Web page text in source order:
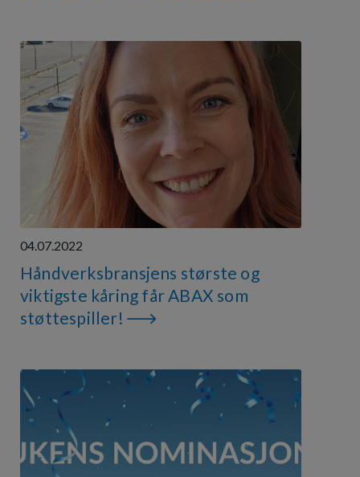
04.07.2022
Håndverksbransjens største og
viktigste kåring får ABAX som
støttespiller!